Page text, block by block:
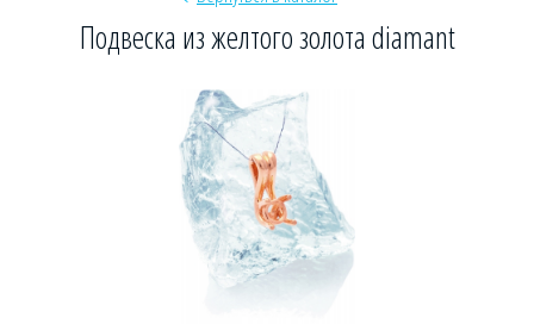
Подвеска из желтого золота diamant